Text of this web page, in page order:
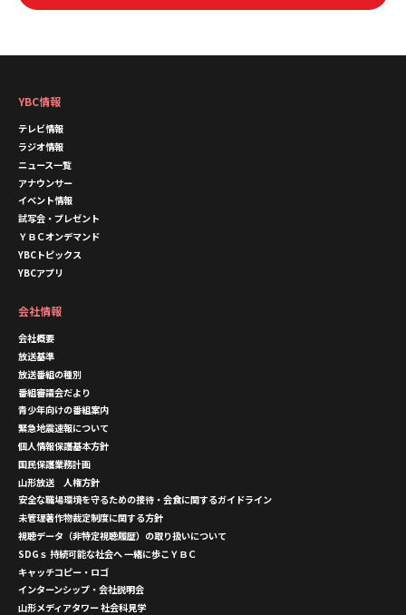
YBC情報
テレビ情報
ラジオ情報
ニュース一覧
アナウンサー
イベント情報
試写会・プレゼント
ＹＢＣオンデマンド
YBCトピックス
YBCアプリ
会社情報
会社概要
放送基準
放送番組の種別
番組審議会だより
青少年向けの番組案内
緊急地震速報について
個人情報保護基本方針
国民保護業務計画
山形放送 人権方針
安全な職場環境を守るための接待・会食に関するガイドライン
未管理著作物裁定制度に関する方針
視聴データ（非特定視聴履歴）の取り扱いについて
SDGｓ 持続可能な社会へ 一緒に歩こＹＢＣ
キャッチコピー・ロゴ
インターンシップ・会社説明会
山形メディアタワー 社会科見学